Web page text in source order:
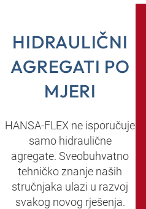
HIDRAULIČNI
AGREGATI PO
MJERI
HANSA‑FLEX ne isporučuje
samo hidraulične
agregate. Sveobuhvatno
tehničko znanje naših
stručnjaka ulazi u razvoj
svakog novog rješenja.